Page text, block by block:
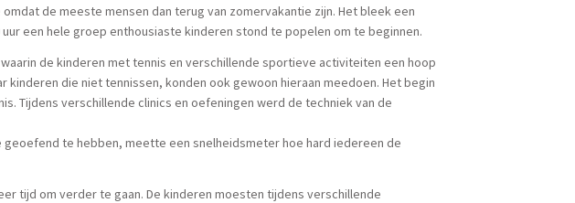
de meeste mensen dan terug van zomervakantie zijn. Het bleek een
een hele groep enthousiaste kinderen stond te popelen om te beginnen.
de kinderen met tennis en verschillende sportieve activiteiten een hoop
die niet tennissen, konden ook gewoon hieraan meedoen. Het begin
Tijdens verschillende clinics en oefeningen werd de techniek van de
geoefend te hebben, meette een snelheidsmeter hoe hard iedereen de
tijd om verder te gaan. De kinderen moesten tijdens verschillende